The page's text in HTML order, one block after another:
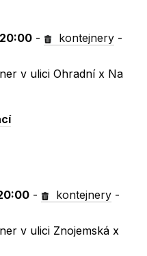
- kontejnery -
v ulici Ohradní x Na
- kontejnery -
v ulici Znojemská x